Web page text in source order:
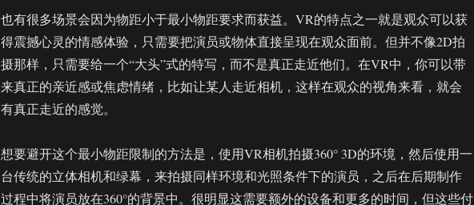
也有很多场景会因为物距小于最小物距要求而获益。VR的特点之一就是观众可以获
得震撼心灵的情感体验，只需要把演员或物体直接呈现在观众面前。但并不像2D拍
摄那样，只需要给一个“大头”式的特写，而不是真正走近他们。在VR中，你可以带
来真正的亲近感或焦虑情绪，比如让某人走近相机，这样在观众的视角来看，就会
有真正走近的感觉。
想要避开这个最小物距限制的方法是，使用VR相机拍摄360° 3D的环境，然后使用一
台传统的立体相机和绿幕，来拍摄同样环境和光照条件下的演员，之后在后期制作
过程中将演员放在360°的背景中。很明显这需要额外的设备和更多的时间，但这些付